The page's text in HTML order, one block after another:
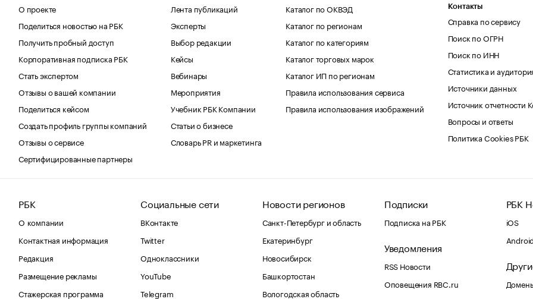
О проекте
Поделиться новостью на РБК
Получить пробный доступ
Корпоративная подписка РБК
Стать экспертом
Отзывы о вашей компании
Поделиться кейсом
Создать профиль группы компаний
Отзывы о сервисе
Сертифицированные партнеры
Лента публикаций
Эксперты
Выбор редакции
Кейсы
Вебинары
Мероприятия
Учебник РБК Компании
Статьи о бизнесе
Словарь PR и маркетинга
Каталог по ОКВЭД
Каталог по регионам
Каталог по категориям
Каталог торговых марок
Каталог ИП по регионам
Правила использования сервиса
Правила использования изображений
Контакты
Справка по сервису
Поиск по ОГРН
Поиск по ИНН
Статистика и
Источники данных
Источник отчетности
Вопросы и ответы
Политика Cookies РБК
РБК
О компании
Контактная информация
Редакция
Размещение рекламы
Стажерская программа
Социальные сети
ВКонтакте
Twitter
Одноклассники
YouTube
Telegram
Новости регионов
Санкт-Петербург и область
Екатеринбург
Новосибирск
Башкортостан
Вологодская область
Подписки
Подписка на РБК
Уведомления
RSS Новости
Оповещения RBC.ru
РБК
iOS